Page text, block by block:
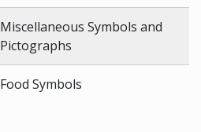
Miscellaneous Symbols and
Pictographs
Food Symbols